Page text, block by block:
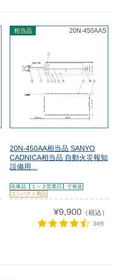
相当品 20N-450AAS
20N-450AA相当品 SANYO
CADNICA相当品 自動火災報知
設備用...
在庫品【１～２営業日】で発送
コンパクト商品
¥9,900（税込）
34件